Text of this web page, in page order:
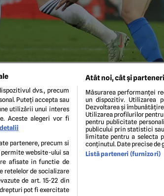
ȘI CONDIȚIIPOLITICA DE CONFIDENTIALITATE
dvs., precum
Puteți accepta sau
utilizării unui interes
Aceste alegeri vor fi
partenere, precum si
website-ului sa
afisate in functie de
retelelor de socializare
de art. 15-22 din
pot fi exercitate
Atât noi, cât și
Măsurarea performanței
un dispozitiv. Utilizarea
Dezvoltarea și
Utilizarea profilurilor
pentru publicitate
publicului prin statistici
limitate pentru a selecta
conținutul. Date precise de
Listă parteneri (furnizori)